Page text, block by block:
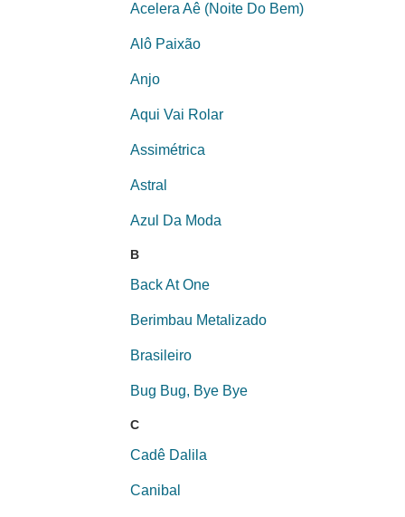
Acelera Aê (Noite Do Bem)
Alô Paixão
Anjo
Aqui Vai Rolar
Assimétrica
Astral
Azul Da Moda
B
Back At One
Berimbau Metalizado
Brasileiro
Bug Bug, Bye Bye
C
Cadê Dalila
Canibal